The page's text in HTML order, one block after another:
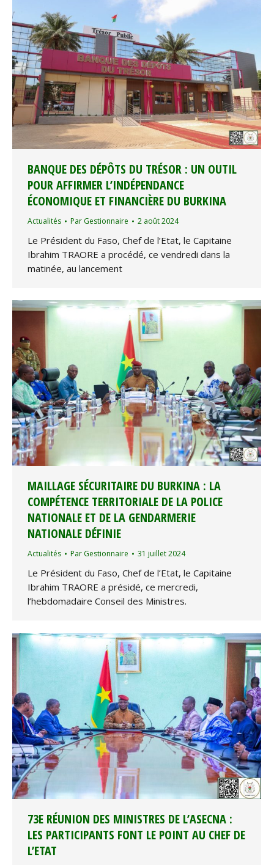
BANQUE DES DÉPÔTS DU TRÉSOR : UN OUTIL
POUR AFFIRMER L’INDÉPENDANCE
ÉCONOMIQUE ET FINANCIÈRE DU BURKINA
Actualités Par Gestionnaire 2 août 2024
Le Président du Faso, Chef de l’Etat, le Capitaine
Ibrahim TRAORE a procédé, ce vendredi dans la
matinée, au lancement
MAILLAGE SÉCURITAIRE DU BURKINA : LA
COMPÉTENCE TERRITORIALE DE LA POLICE
NATIONALE ET DE LA GENDARMERIE
NATIONALE DÉFINIE
Actualités Par Gestionnaire 31 juillet 2024
Le Président du Faso, Chef de l’Etat, le Capitaine
Ibrahim TRAORE a présidé, ce mercredi,
l’hebdomadaire Conseil des Ministres.
73E RÉUNION DES MINISTRES DE L’ASECNA :
LES PARTICIPANTS FONT LE POINT AU CHEF DE
L’ETAT